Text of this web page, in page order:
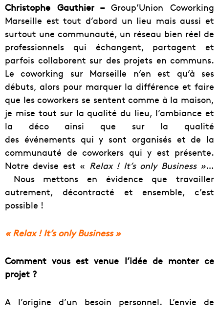
Christophe Gauthier –Group’Union Coworking
Marseille est tout d’abord un lieu mais aussi et
surtout une communauté, un réseau bien réel de
professionnels qui échangent, partagent et
parfois collaborent sur des projets en communs.
Le coworking sur Marseille n’en est qu’à ses
débuts, alors pour marquer la différence et faire
que les coworkers se sentent comme à la maison,
je mise tout sur la qualité du lieu, l’ambiance et
la déco ainsi que sur la qualité
des événements qui y sont organisés et de la
communauté de coworkers qui y est présente.
Notre devise est « Relax ! It’s only Business »…
Nous mettons en évidence que travailler
autrement, décontracté et ensemble, c’est
possible !
« Relax ! It’s only Business »
Comment vous est venue l’idée de monter ce
projet ?
A l’origine d’un besoin personnel. L’envie de